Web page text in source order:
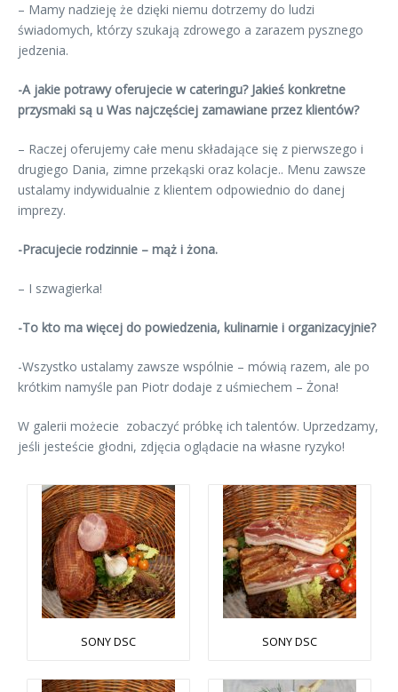
– Mamy nadzieję że dzięki niemu dotrzemy do ludzi
świadomych, którzy szukają zdrowego a zarazem pysznego
jedzenia.
-A jakie potrawy oferujecie w cateringu? Jakieś konkretne
przysmaki są u Was najczęściej zamawiane przez klientów?
– Raczej oferujemy całe menu składające się z pierwszego i
drugiego Dania, zimne przekąski oraz kolacje.. Menu zawsze
ustalamy indywidualnie z klientem odpowiednio do danej
imprezy.
-Pracujecie rodzinnie – mąż i żona.
– I szwagierka!
-To kto ma więcej do powiedzenia, kulinarnie i organizacyjnie?
-Wszystko ustalamy zawsze wspólnie – mówią razem, ale po
krótkim namyśle pan Piotr dodaje z uśmiechem – Żona!
W galerii możecie zobaczyć próbkę ich talentów. Uprzedzamy,
jeśli jesteście głodni, zdjęcia oglądacie na własne ryzyko!
SONY DSC SONY DSC